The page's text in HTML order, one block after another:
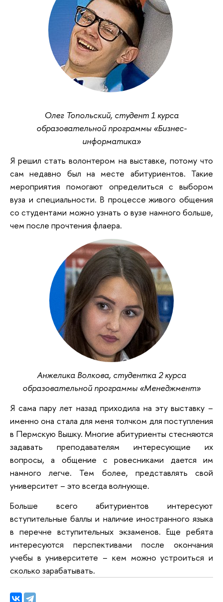
Олег Топольский, студент 1 курса
образовательной программы «Бизнес-
информатика»
Я решил стать волонтером на выставке, потому что
сам недавно был на месте абитуриентов. Такие
мероприятия помогают определиться с выбором
вуза и специальности. В процессе живого общения
со студентами можно узнать о вузе намного больше,
чем после прочтения флаера.
Анжелика Волкова, студентка 2 курса
образовательной программы «Менеджмент»
Я сама пару лет назад приходила на эту выставку –
именно она стала для меня толчком для поступления
в Пермскую Вышку. Многие абитуриенты стесняются
задавать преподавателям интересующие их
вопросы, а общение с ровесниками дается им
намного легче. Тем более, представлять свой
университет – это всегда волнующе.
Больше всего абитуриентов интересуют
вступительные баллы и наличие иностранного языка
в перечне вступительных экзаменов. Еще ребята
интересуются перспективами после окончания
учебы в университете – кем можно устроиться и
сколько зарабатывать.